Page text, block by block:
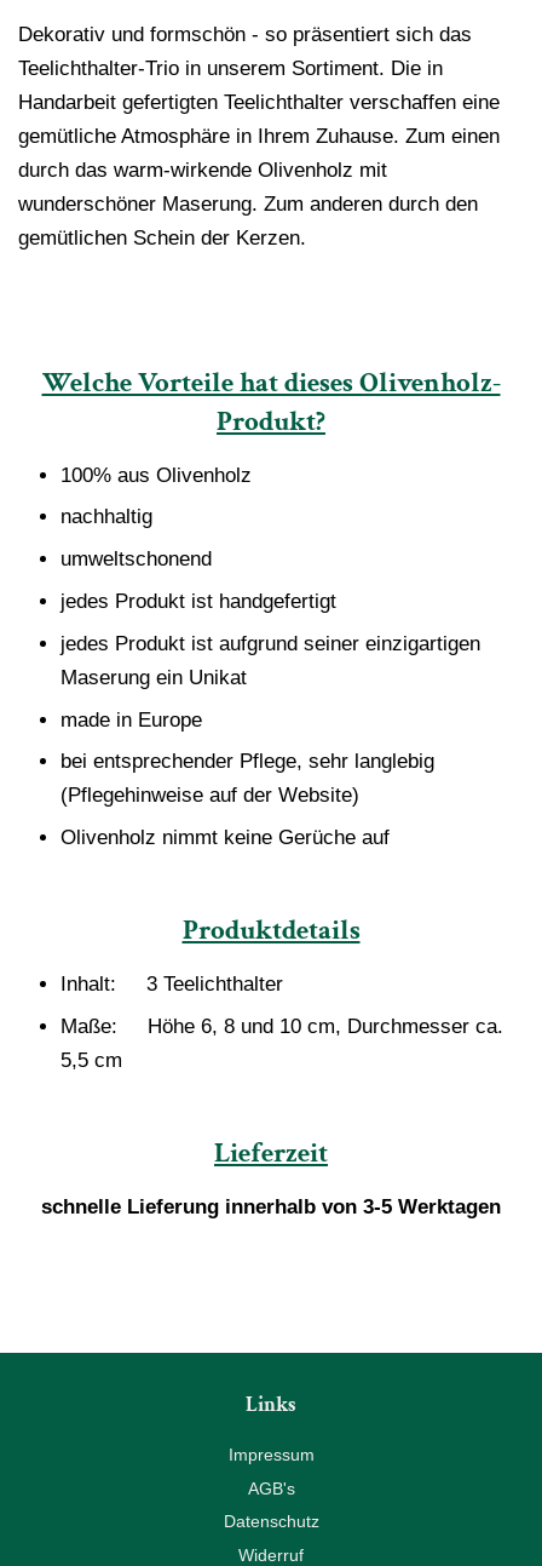
Dekorativ und formschön - so präsentiert sich das
Teelichthalter-Trio in unserem Sortiment. Die in
Handarbeit gefertigten Teelichthalter verschaffen eine
gemütliche Atmosphäre in Ihrem Zuhause. Zum einen
durch das warm-wirkende Olivenholz mit
wunderschöner Maserung. Zum anderen durch den
gemütlichen Schein der Kerzen.
Welche Vorteile hat dieses Olivenholz-
Produkt?
100% aus Olivenholz
nachhaltig
umweltschonend
jedes Produkt ist handgefertigt
jedes Produkt ist aufgrund seiner einzigartigen
Maserung ein Unikat
made in Europe
bei entsprechender Pflege, sehr langlebig
(Pflegehinweise auf der Website)
Olivenholz nimmt keine Gerüche auf
Produktdetails
Inhalt: 3 Teelichthalter
Maße: Höhe 6, 8 und 10 cm, Durchmesser ca.
5,5 cm
Lieferzeit
schnelle Lieferung innerhalb von 3-5 Werktagen
Links
Impressum
AGB's
Datenschutz
Widerruf